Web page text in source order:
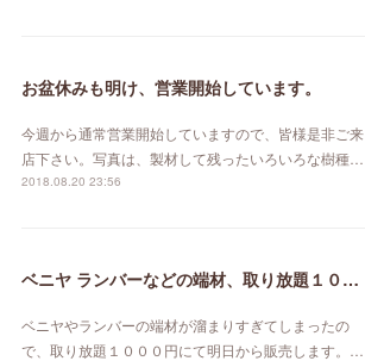
お盆休みも明け、営業開始しています。
今週から通常営業開始していますので、皆様是非ご来
店下さい。写真は、製材して残ったいろいろな樹種…
2018.08.20 23:56
ベニヤ ランバーなどの端材、取り放題１０００円！
ベニヤやランバーの端材が溜まりすぎてしまったの
で、取り放題１０００円にて明日から販売します。…